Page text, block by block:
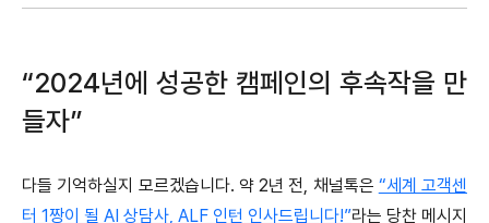
“2024년에 성공한 캠페인의 후속작을 만
들자”
다들 기억하실지 모르겠습니다. 약 2년 전, 채널톡은 “세계 고객센
터 1짱이 될 AI 상담사, ALF 인턴 인사드립니다!”라는 당찬 메시지